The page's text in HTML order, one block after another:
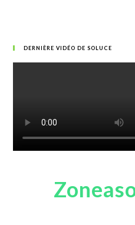
DERNIÈRE VIDÉO DE SOLUCE